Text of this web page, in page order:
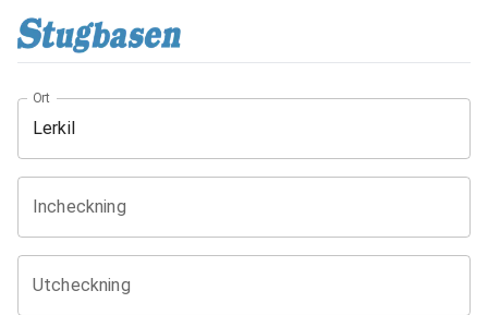
Ort
Incheckning
Utcheckning